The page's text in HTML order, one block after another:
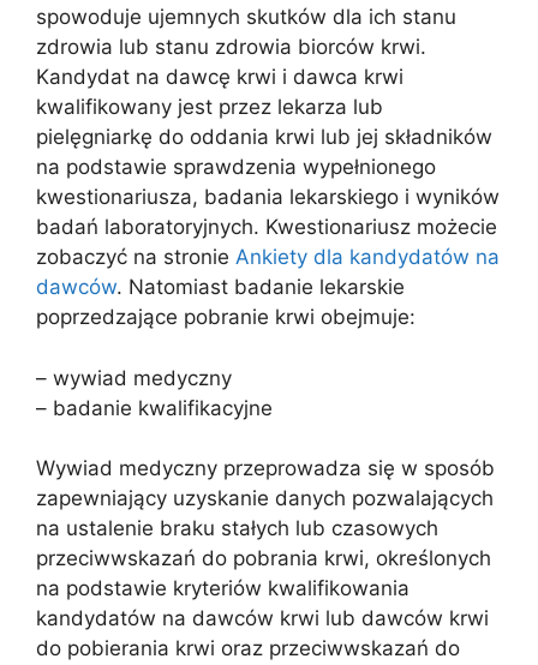
spowoduje ujemnych skutków dla ich stanu
zdrowia lub stanu zdrowia biorców krwi.
Kandydat na dawcę krwi i dawca krwi
kwalifikowany jest przez lekarza lub
pielęgniarkę do oddania krwi lub jej składników
na podstawie sprawdzenia wypełnionego
kwestionariusza, badania lekarskiego i wyników
badań laboratoryjnych. Kwestionariusz możecie
zobaczyć na stronie Ankiety dla kandydatów na
dawców. Natomiast badanie lekarskie
poprzedzające pobranie krwi obejmuje:
– wywiad medyczny
– badanie kwalifikacyjne
Wywiad medyczny przeprowadza się w sposób
zapewniający uzyskanie danych pozwalających
na ustalenie braku stałych lub czasowych
przeciwwskazań do pobrania krwi, określonych
na podstawie kryteriów kwalifikowania
kandydatów na dawców krwi lub dawców krwi
do pobierania krwi oraz przeciwwskazań do